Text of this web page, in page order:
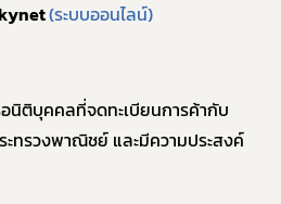
(ระบบออนไลน์)
นิติบุคคลที่จดทะเบียนการค้ากับ
ทรวงพาณิชย์ และมีความประสงค์